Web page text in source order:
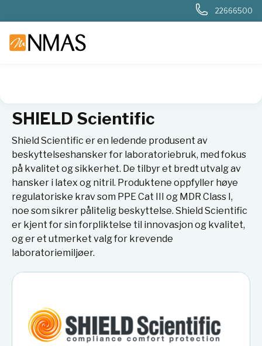
22666500
SHIELD Scientific
Shield Scientific er en ledende produsent av
beskyttelseshansker for laboratoriebruk, med fokus
på kvalitet og sikkerhet. De tilbyr et bredt utvalg av
hansker i latex og nitril​​. Produktene oppfyller høye
regulatoriske krav som PPE Cat III og MDR Class I,
noe som sikrer pålitelig beskyttelse. Shield Scientific
er kjent for sin forpliktelse til innovasjon og kvalitet,
og er et utmerket valg for krevende
laboratoriemiljøer​.